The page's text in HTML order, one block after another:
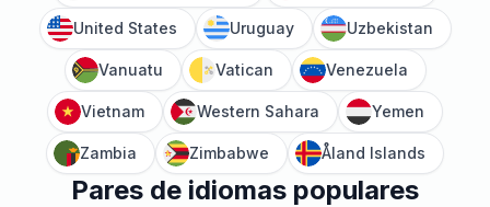
United States Uruguay Uzbekistan
Vanuatu Vatican Venezuela
Vietnam Western Sahara Yemen
Zambia Zimbabwe Åland Islands
Pares de idiomas populares